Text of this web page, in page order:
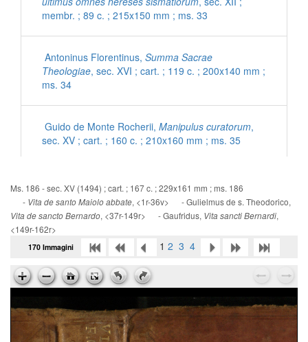
membr. ; 89 c. ; 215x150 mm ; ms. 33
Antoninus Florentinus, Summa Sacrae
Theologiae, sec. XVI ; cart. ; 119 c. ; 200x140 mm ;
ms. 34
Guido de Monte Rocherii, Manipulus curatorum,
sec. XV ; cart. ; 160 c. ; 210x160 mm ; ms. 35
[Inni con commenti latini]
, sec. XV ; cart. ; 56 c. ;
200x140 mm ; ms. 36
Ps. Eusebius Cremonensis,
ad Damasum , sec. XV ; cart. ; 95 c. ; 195x135 mm
; ms. 37
Ps. Augustinus,Epistola ad Cyrillum episcopum
Jerosolimitanum, de laudibus beati Hyeronymi , sec.
XV ; cart. ; 95 c. ; 195x135 mm ; ms. 37
Ms. 186 - sec. XV (1494) ; cart. ; 167 c. ; 229x161 mm ; ms. 186
- Vita de santo Maiolo abbate, <1r-36v> - Gulielmus de s. Theodorico,
Vita de sancto Bernardo, <37r-149r> - Gaufridus, Vita sancti Bernardi,
<149r-162r>
170 Immagini 1 2 3 4